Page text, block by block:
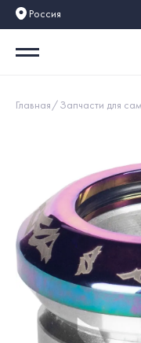
Россия
Главная Запчасти для